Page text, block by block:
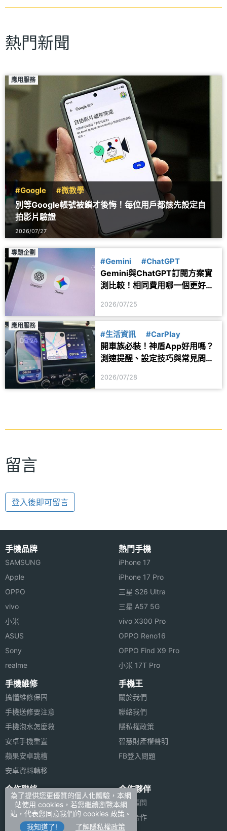
熱門新聞
應用服務
#Google #微教學
別等Google帳號被鎖才後悔！每位用戶都該先設定自
拍影片驗證
2026/07/27
專題企劃
#Gemini #ChatGPT
Gemini與ChatGPT訂閱方案實
測比較！相同費用哪一個更好
2026/07/25
應用服務
#生活資訊 #CarPlay
開車族必裝！神盾App好用嗎？
測速提醒、設定技巧與常見問題
2026/07/28
留言
登入後即可留言
手機品牌
SAMSUNG
Apple
OPPO
vivo
小米
ASUS
Sony
realme
熱門手機
iPhone 17
iPhone 17 Pro
三星 S26 Ultra
三星 A57 5G
vivo X300 Pro
OPPO Reno16
OPPO Find X9 Pro
小米 17T Pro
手機維修
搞懂維修保固
手機送修要注意
手機泡水怎麼救
安卓手機重置
蘋果安卓跳槽
安卓資料轉移
手機王
關於我們
聯絡我們
隱私權政策
智慧財產權聲明
FB登入問題
合作聯絡
廣告刊登
加入商店報價
合作夥伴
法律顧問
媒體合作
為了提供您更優質的個人化體驗，本網
站使用 cookies，若您繼續瀏覽本網
站，代表您同意我們的 cookies 政策。
我知道了!
了解隱私權政策